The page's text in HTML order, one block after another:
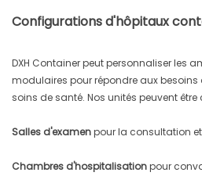
Configurations d'hôpitaux
DXH Container peut personnaliser les
modulaires pour répondre aux
soins de santé. Nos unités peuvent
Salles d'examenpour la consultation
Chambres d'hospitalisationpour